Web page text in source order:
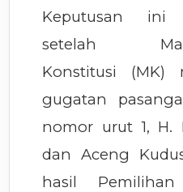
Keputusan ini
setelah
Konstitusi (MK)
gugatan
nomor urut 1, H.
dan Aceng
hasil Pemilihan